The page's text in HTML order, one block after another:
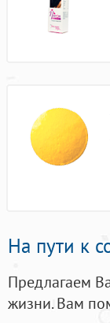
На пути к
Предлагаем
жизни. Вам